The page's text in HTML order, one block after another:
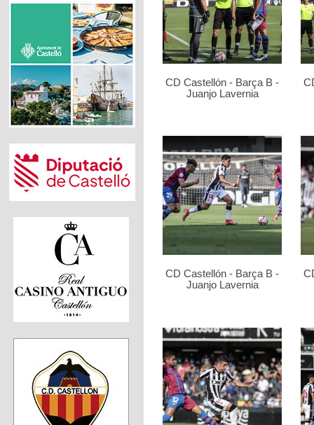
CD Castellón - Barça B -
Juanjo Lavernia
CD Castellón - Barça B -
Juanjo Lavernia